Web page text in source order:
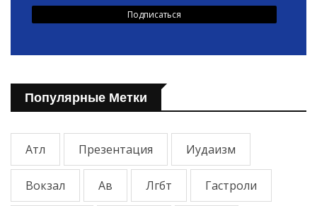
Популярные Метки
Атл Презентация Иудаизм
Вокзал Ав Лгбт Гастроли